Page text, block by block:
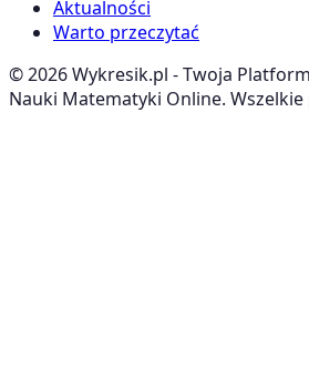
Aktualności
Warto przeczytać
©2026Wykresik.pl - Twoja
Nauki Matematyki Online.